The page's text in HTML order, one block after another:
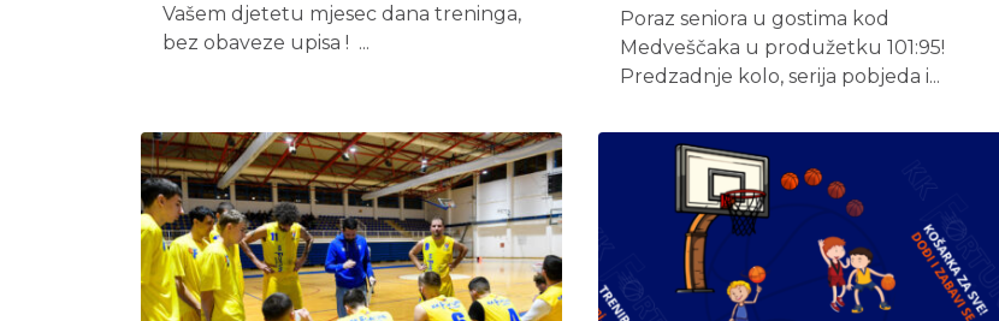
Vašem djetetu mjesec dana treninga,
bez obaveze upisa ! ...
Poraz seniora u gostima kod
Medveščaka u produžetku 101:95!
Predzadnje kolo, serija pobjeda i...